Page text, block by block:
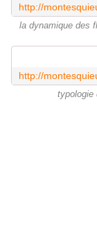
la dynamique des
typologie